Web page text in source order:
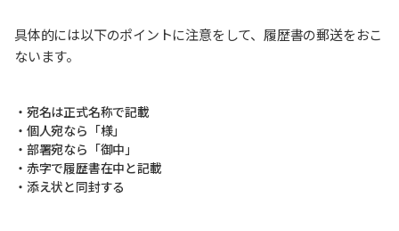
具体的には以下のポイントに注意をして、履歴書の郵送をおこ
ないます。
・宛名は正式名称で記載
・個人宛なら「様」
・部署宛なら「御中」
・赤字で履歴書在中と記載
・添え状と同封する